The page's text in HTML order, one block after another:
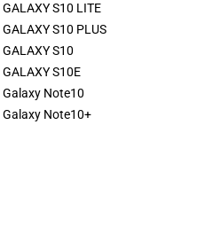
GALAXY S10 LITE
GALAXY S10 PLUS
GALAXY S10
GALAXY S10E
Galaxy Note10
Galaxy Note10+